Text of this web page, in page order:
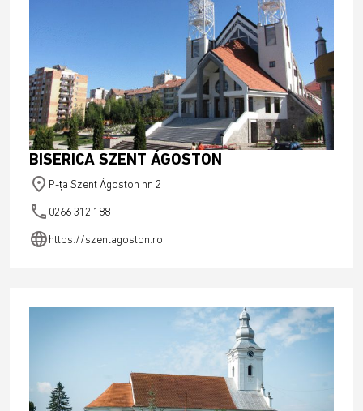
BISERICA SZENT ÁGOSTON
place P-ța Szent Ágoston nr. 2
phone 0266 312 188
languagehttps://szentagoston.ro